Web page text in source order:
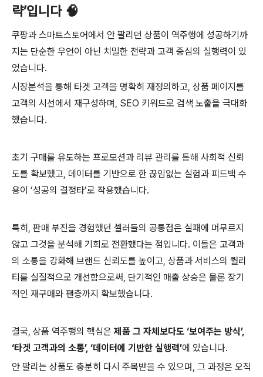
략’입니다 🧠
쿠팡과 스마트스토어에서 안 팔리던 상품이 역주행에 성공하기까
지는 단순한 우연이 아닌 치밀한 전략과 고객 중심의 실행력이 있
었습니다.
시장분석을 통해 타겟 고객을 명확히 재정의하고, 상품 페이지를
고객의 시선에서 재구성하며, SEO 키워드로 검색 노출을 극대화
했습니다.
초기 구매를 유도하는 프로모션과 리뷰 관리를 통해 사회적 신뢰
도를 확보했고, 데이터를 기반으로 한 끊임없는 실험과 피드백 수
용이 ‘성공의 결정타’로 작용했습니다.
특히, 판매 부진을 경험했던 셀러들의 공통점은 실패에 머무르지
않고 그것을 분석해 기회로 전환했다는 점입니다. 이들은 고객과
의 소통을 강화해 브랜드 신뢰도를 높이고, 상품과 서비스의 퀄리
티를 실질적으로 개선함으로써, 단기적인 매출 상승은 물론 장기
적인 재구매와 팬층까지 확보했습니다.
결국, 상품 역주행의 핵심은제품 그 자체보다도 ‘보여주는 방식’,
‘타겟 고객과의 소통’, ‘데이터에 기반한 실행력’에 있습니다.
안 팔리는 상품도 충분히 다시 주목받을 수 있으며, 그 과정은 오직